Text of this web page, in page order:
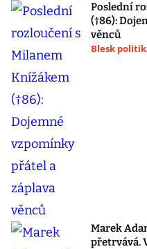
Poslední
(†86):
věnců
Blesk
Marek
přetrvává.